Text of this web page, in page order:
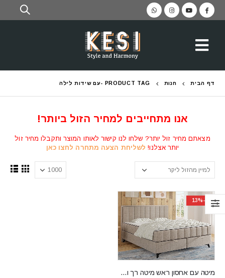
דף הבית חנות PRODUCT TAG - עם שידות לילה
אנו מתחייבים למחיר הזול ביותר!
מצאתם מחיר זול יותר? שלחו לנו קישור לאותו המוצר ותקבלו מחיר זול
יותר אצלנו! לשליחת הצעה מתחרה לחצו כאן
-13%
מיטה עם אחסון ראש מיטה רך ומרופד VERATO